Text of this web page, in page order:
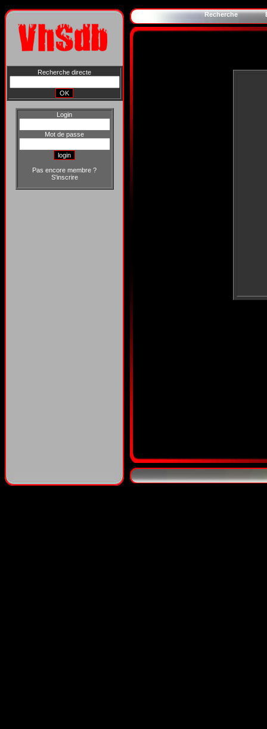
Recherche directe
Login
Mot de passe
Pas encore membre ?
S'inscrire
Recherche